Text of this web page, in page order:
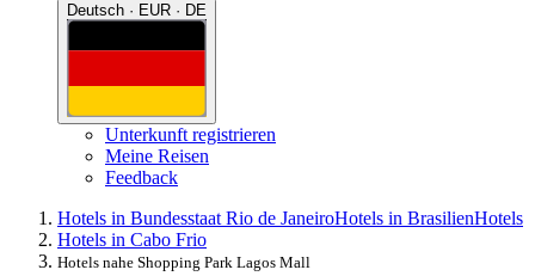
Deutsch · EUR · DE
Unterkunft registrieren
Meine Reisen
Feedback
Hotels in Bundesstaat Rio de JaneiroHotels in BrasilienHotels
Hotels in Cabo Frio
Hotels nahe Shopping Park Lagos Mall